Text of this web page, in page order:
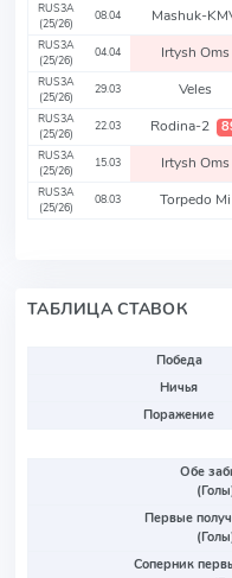
RUS3A
(25/26)
08.04 Mashuk-
RUS3A
(25/26)
04.04 Irtysh Oms
RUS3A
(25/26)
29.03 Veles
RUS3A
(25/26)
22.03 Rodina-2
RUS3A
(25/26)
15.03 Irtysh Oms
RUS3A
(25/26)
08.03 Torpedo Mi
ТАБЛИЦА СТАВОК
Победа
Ничья
Поражение
Обе
Первые
Соперник